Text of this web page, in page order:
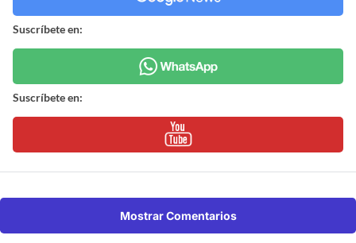
Suscríbete en:
Suscríbete en:
Mostrar Comentarios